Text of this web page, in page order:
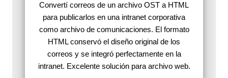
Convertí correos de un archivo OST a HTML
para publicarlos en una intranet corporativa
como archivo de comunicaciones. El formato
HTML conservó el diseño original de los
correos y se integró perfectamente en la
intranet. Excelente solución para archivo web.